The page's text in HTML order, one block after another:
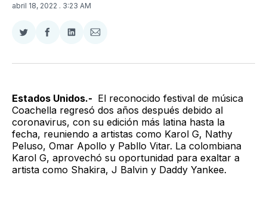
abril 18, 2022 . 3:23 AM
Compartir
Twitter
Compartir
Facebook
Compartir
LinkedIn
Compartir
Email
Estados Unidos.- El reconocido festival de música
Coachella regresó dos años después debido al
coronavirus, con su edición más latina hasta la
fecha, reuniendo a artistas como Karol G, Nathy
Peluso, Omar Apollo y Pabllo Vitar. La colombiana
Karol G, aprovechó su oportunidad para exaltar a
artista como Shakira, J Balvin y Daddy Yankee.